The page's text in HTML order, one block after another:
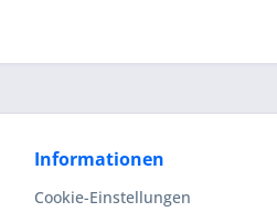
Informationen
Cookie-Einstellungen